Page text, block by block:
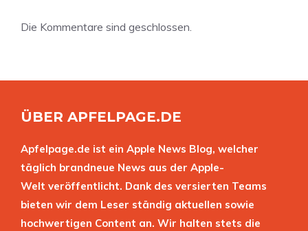
Die Kommentare sind geschlossen.
ÜBER APFELPAGE.DE
Apfelpage.de ist ein Apple News Blog, welcher
täglich brandneue News aus der Apple-
Welt veröffentlicht. Dank des versierten Teams
bieten wir dem Leser ständig aktuellen sowie
hochwertigen Content an. Wir halten stets die